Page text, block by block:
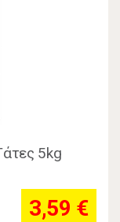
5kg
3,59 €